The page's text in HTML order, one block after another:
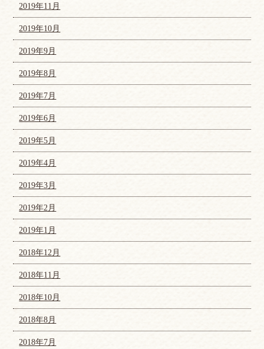
2019年11月
2019年10月
2019年9月
2019年8月
2019年7月
2019年6月
2019年5月
2019年4月
2019年3月
2019年2月
2019年1月
2018年12月
2018年11月
2018年10月
2018年8月
2018年7月